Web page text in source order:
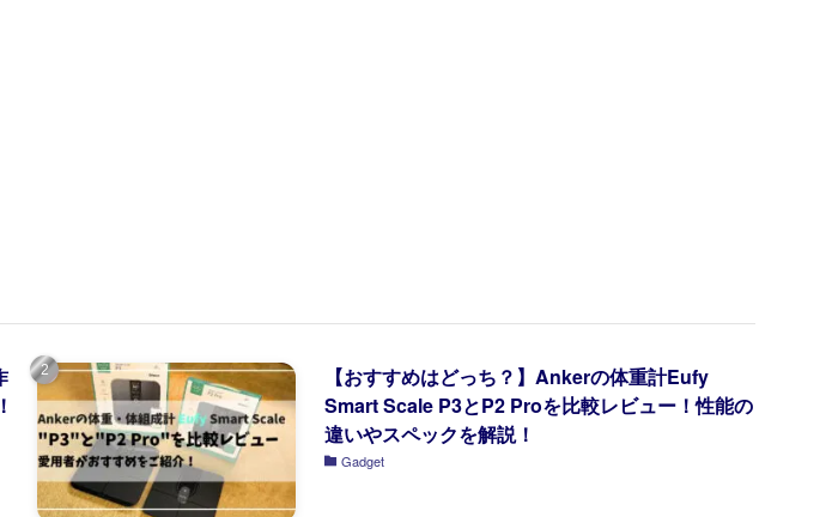
【おすすめはどっち？】Ankerの体重計Eufy
Smart Scale P3とP2 Proを比較レビュー！性能の
違いやスペックを解説！
Gadget